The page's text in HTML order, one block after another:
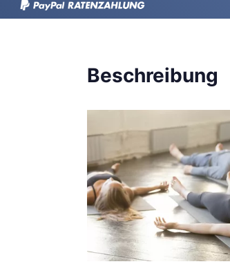
Beschreibung